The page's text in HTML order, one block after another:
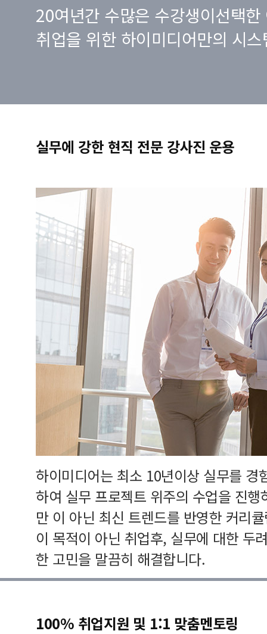
20여년간 수많은 수강생이선택한
취업을 위한 하이미디어만의 시
실무에 강한 현직 전문 강사진 운용
하이미디어는 최소 10년이상 실무를 경
하여 실무 프로젝트 위주의 수업을 진
만 이 아닌 최신 트렌드를 반영한 커리
이 목적이 아닌 취업후, 실무에 대한 두
한 고민을 말끔히 해결합니다.
100% 취업지원 및 1:1 맞춤멘토링